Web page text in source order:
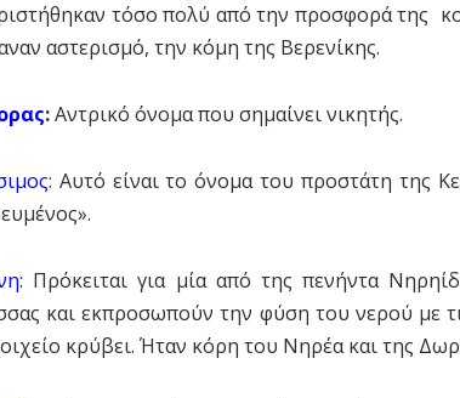
τόσο πολύ από την προσφορά της
αστερισμό, την κόμη της Βερενίκης.
:Αντρικό όνομα που σημαίνει νικητής.
: Αυτό είναι το όνομα του προστάτη της
: Πρόκειται για μία από της πενήντα
και εκπροσωπούν την φύση του νερού με
κρύβει. Ήταν κόρη του Νηρέα και της